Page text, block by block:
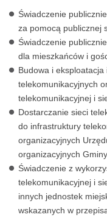
Świadczenie
za pomocą publicznej
Świadczenie
dla mieszkańców i
Budowa i
telekomunikacyjnych
telekomunikacyjnej i
Dostarczanie sieci
do infrastruktury
organizacyjnych
organizacyjnych
Świadczenie z
telekomunikacyjnej i
innych jednostek
wskazanych w